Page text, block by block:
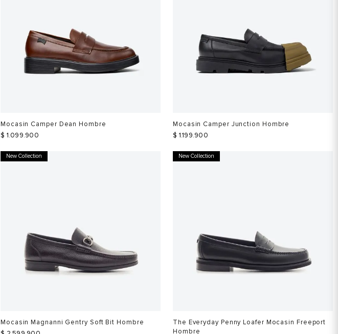
Mocasin Camper Dean Hombre
$ 1.099.900
Mocasin Camper Junction Hombre
$ 1.199.900
New Collection
Mocasin Magnanni Gentry Soft Bit Hombre
New Collection
The Everyday Penny Loafer Mocasin Freeport
Hombre